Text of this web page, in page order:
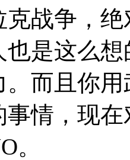
克战争，
也是这么
而且你
情，现
。